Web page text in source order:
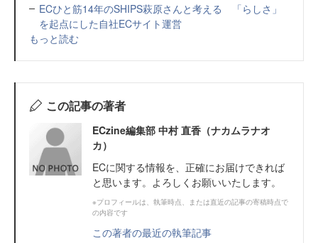
ECひと筋14年のSHIPS萩原さんと考える 「らしさ」
を起点にした自社ECサイト運営
もっと読む
この記事の著者
ECzine編集部 中村 直香（ナカムラナオ
カ）
ECに関する情報を、正確にお届けできれば
と思います。よろしくお願いいたします。
※プロフィールは、執筆時点、または直近の記事の寄稿時点で
の内容です
この著者の最近の執筆記事